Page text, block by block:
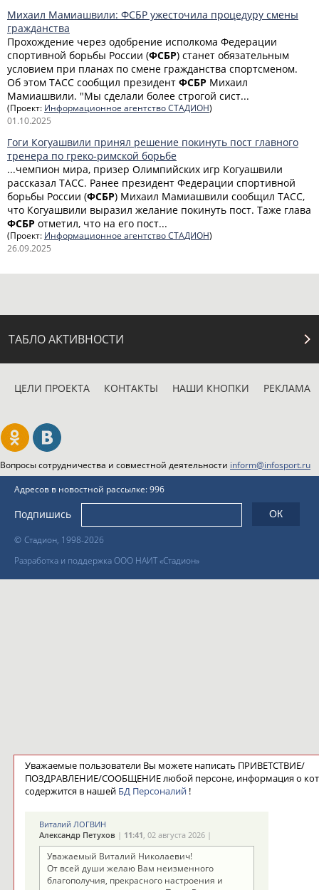
Михаил Мамиашвили: ФСБР ужесточила процедуру смены
гражданства
Прохождение через одобрение исполкома Федерации
спортивной борьбы России (ФСБР) станет обязательным
условием при планах по смене гражданства спортсменом.
Об этом ТАСС сообщил президент ФСБР Михаил
Мамиашвили. "Мы сделали более строгой сист...
(Проект: Информационное агентство СТАДИОН)
01.10.2025
Гоги Когуашвили принял решение покинуть пост главного
тренера по греко-римской борьбе
...чемпион мира, призер Олимпийских игр Когуашвили
рассказал ТАСС. Ранее президент Федерации спортивной
борьбы России (ФСБР) Михаил Мамиашвили сообщил ТАСС,
что Когуашвили выразил желание покинуть пост. Таже глава
ФСБР отметил, что на его пост...
(Проект: Информационное агентство СТАДИОН)
26.09.2025
ТАБЛО АКТИВНОСТИ
ЦЕЛИ ПРОЕКТА КОНТАКТЫ НАШИ КНОПКИ РЕКЛАМА
Вопросы сотрудничества и совместной деятельности inform@infosport.ru
© Стадион, 1998-2026
Разработка и поддержка ООО НАИТ «Стадион»
Адресов в новостной рассылке: 996
Подпишись
Уважаемые пользователи Вы можете написать ПРИВЕТСТВИЕ/
ПОЗДРАВЛЕНИЕ/СООБЩЕНИЕ любой персоне, информация о
содержится в нашей БД Персоналий !
Виталий ЛОГВИН
Александр Петухов | 11:41, 02 августа 2026 |
Уважаемый Виталий Николаевич!
От всей души желаю Вам неизменного
благополучия, прекрасного настроения и